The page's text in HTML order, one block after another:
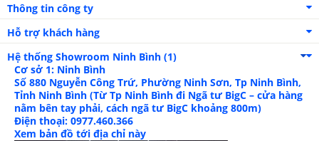
Thông tin công ty
Hỗ trợ khách hàng
Hệ thống Showroom Ninh Bình (1)
Cơ sở 1: Ninh Bình
Số 880 Nguyễn Công Trứ, Phường Ninh Sơn, Tp Ninh Bình,
Tỉnh Ninh Bình (Từ Tp Ninh Bình đi Ngã tư BigC – cửa hàng
nằm bên tay phải, cách ngã tư BigC khoảng 800m)
Điện thoại: 0977.460.366
Xem bản đồ tới địa chỉ này